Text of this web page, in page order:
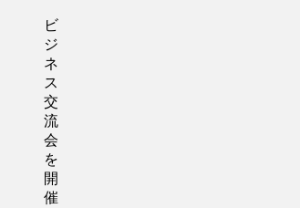
ビ
ジ
ネ
ス
交
流
会
を
開
催